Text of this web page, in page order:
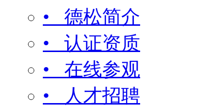
• 德松简介
• 认证资质
• 在线参观
• 人才招聘